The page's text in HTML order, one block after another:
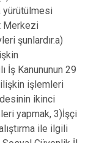
yürütülmesi
Merkezi
şunlardır.a)
Kanununun 29
işlemleri
ikinci
yapmak, 3)İşçi
ile ilgili